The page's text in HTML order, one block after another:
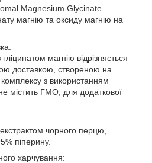
Magnesium Glycinate
магнію та оксиду магнію на
магнію відрізняється
доставкою, створеною на
з використанням
містить ГМО, для додаткової
чорного перцю,
піперину.
харчування: